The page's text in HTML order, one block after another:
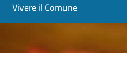
Vivere il Comune